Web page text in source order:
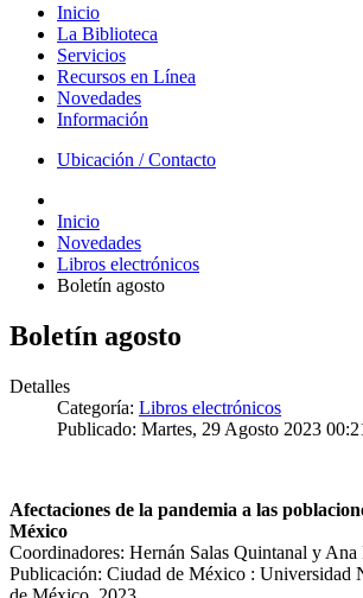
Inicio
La Biblioteca
Servicios
Recursos en Línea
Novedades
Información
Ubicación / Contacto
Inicio
Novedades
Libros electrónicos
Boletín agosto
Boletín agosto
Detalles
Categoría: Libros electrónicos
Publicado: Martes, 29 Agosto 2023
Afectaciones de la pandemia a las
México
Coordinadores: Hernán Salas Quintanal y Ana
Publicación: Ciudad de México : Universidad